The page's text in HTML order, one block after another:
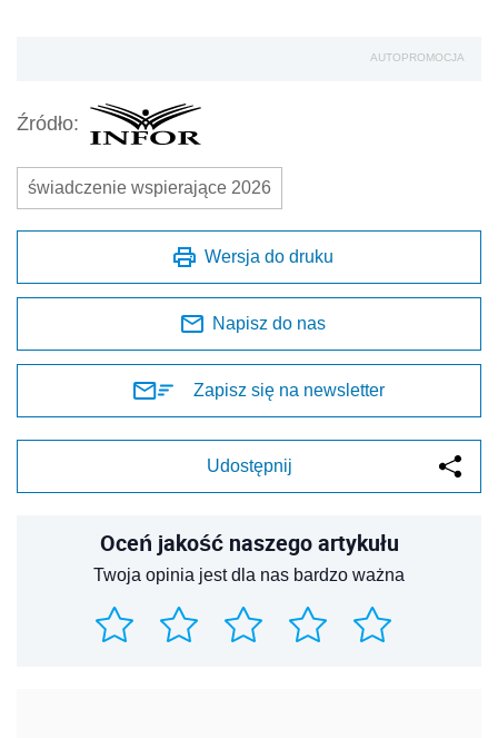
AUTOPROMOCJA
Źródło:
świadczenie wspierające 2026
Wersja do druku
Napisz do nas
Zapisz się na newsletter
Udostępnij
Oceń jakość naszego artykułu
Twoja opinia jest dla nas bardzo ważna